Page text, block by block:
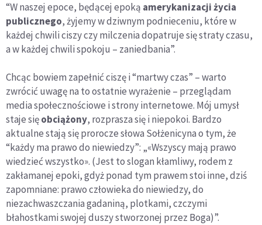
“W naszej epoce, będącej epoką amerykanizacji życia
publicznego, żyjemy w dziwnym podnieceniu, które w
każdej chwili ciszy czy milczenia dopatruje się straty czasu,
a w każdej chwili spokoju – zaniedbania”.
Chcąc bowiem zapełnić ciszę i “martwy czas” – warto
zwrócić uwagę na to ostatnie wyrażenie – przeglądam
media społecznościowe i strony internetowe. Mój umysł
staje sięobciążony, rozprasza się i niepokoi. Bardzo
aktualne stają się prorocze słowa Sołżenicyna o tym, że
“każdy ma prawo do niewiedzy”: „«Wszyscy mają prawo
wiedzieć wszystko». (Jest to slogan kłamliwy, rodem z
zakłamanej epoki, gdyż ponad tym prawem stoi inne, dziś
zapomniane: prawo człowieka do niewiedzy, do
niezachwaszczania gadaniną, plotkami, czczymi
błahostkami swojej duszy stworzonej przez Boga)”.